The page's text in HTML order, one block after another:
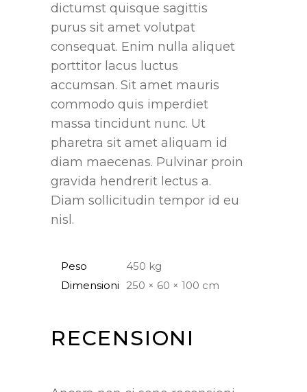
dictumst quisque sagittis
purus sit amet volutpat
consequat. Enim nulla aliquet
porttitor lacus luctus
accumsan. Sit amet mauris
commodo quis imperdiet
massa tincidunt nunc. Ut
pharetra sit amet aliquam id
diam maecenas. Pulvinar proin
gravida hendrerit lectus a.
Diam sollicitudin tempor id eu
nisl.
Peso
450 kg
Dimensioni 250 × 60 × 100 cm
RECENSIONI